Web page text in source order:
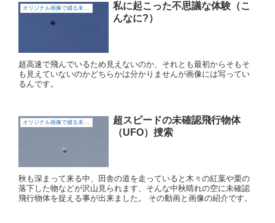
オリジナル画像で綴る未確認飛行物体（UFO)
私に起こった不思議な体験（こ
んなに?）
超高速で飛んでいるため見えないのか、それとも最初からそもそ
も見えていないのかどちらかは分かりませんが画像には写ってい
るんです。
オリジナル画像で綴る未確認飛行物体（UFO)
超スピードの未確認飛行物体
（UFO）捜索
秋も深まって来る中、田舎の道を走っていると木々の紅葉や栗の
落下した物などが沢山見られます、そんな中秋晴れの空に未確認
飛行物体を捉える事が出来ました。 その動画と画像の紹介です。